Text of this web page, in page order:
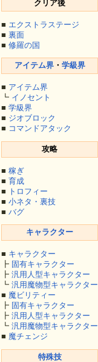
クリア後
■ エクストラステージ
■ 裏面
■ 修羅の国
アイテム界・ 学級界
■ アイテム界
┗ イノセント
■ 学級界
■ ジオブロック
■ コマンドアタック
攻略
■ 稼ぎ
■ 育成
■ トロフィー
■ 小ネタ・裏技
■ バグ
キャラクター
■ キャラクター
┣ 固有キャラクター
┣ 汎用人型キャラクター
┗ 汎用魔物型キャラクター
■ 魔ビリティー
┣ 固有キャラクター
┣ 汎用人型キャラクター
┗ 汎用魔物型キャラクター
■ 魔チェンジ
特殊技